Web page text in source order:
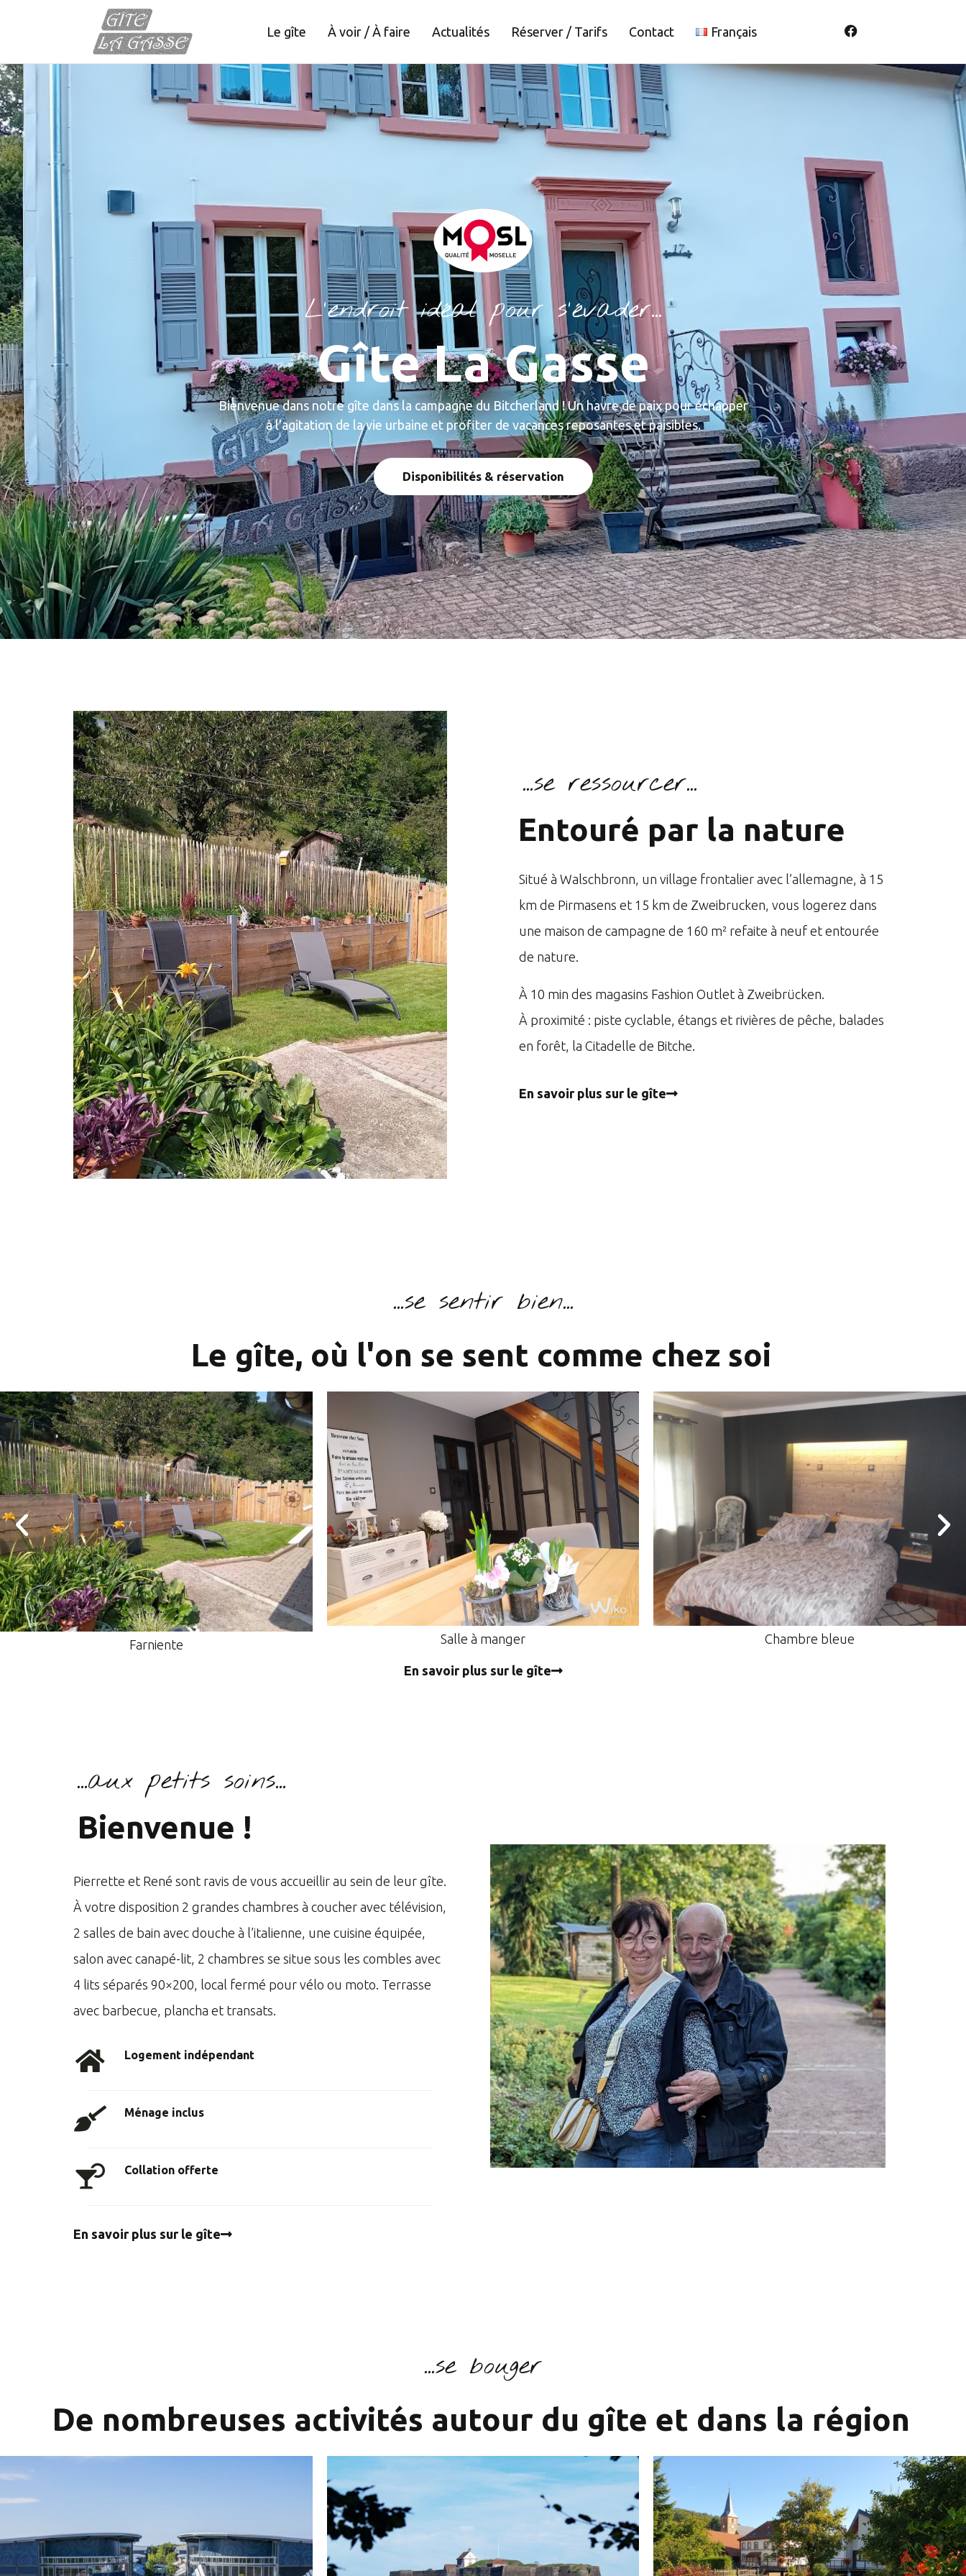
Le gîte À voir / À faire Actualités Réserver / Tarifs Contact Français
L'endroit idéal pour s'évader...
Gîte La Gasse
Bienvenue dans notre gîte dans la campagne du Bitcherland ! Un havre de paix pour échapper
à l'agitation de la vie urbaine et profiter de vacances reposantes et paisibles.
Disponibilités & réservation
...se ressourcer...
Entouré par la nature
Situé à Walschbronn, un village frontalier avec l’allemagne, à 15
km de Pirmasens et 15 km de Zweibrucken, vous logerez dans
une maison de campagne de 160 m² refaite à neuf et entourée
de nature.
À 10 min des magasins Fashion Outlet à Zweibrücken.
À proximité : piste cyclable, étangs et rivières de pêche, balades
en forêt, la Citadelle de Bitche.
En savoir plus sur le gîte
...se sentir bien...
Le gîte, où l'on se sent comme chez soi
En savoir plus sur le gîte
...aux petits soins...
Bienvenue !
Pierrette et René sont ravis de vous accueillir au sein de leur gîte.
À votre disposition 2 grandes chambres à coucher avec télévision,
2 salles de bain avec douche à l’italienne, une cuisine équipée,
salon avec canapé-lit, 2 chambres se situe sous les combles avec
4 lits séparés 90×200, local fermé pour vélo ou moto. Terrasse
avec barbecue, plancha et transats.
Logement indépendant
Ménage inclus
Collation offerte
En savoir plus sur le gîte
...se bouger
De nombreuses activités autour du gîte et dans la région